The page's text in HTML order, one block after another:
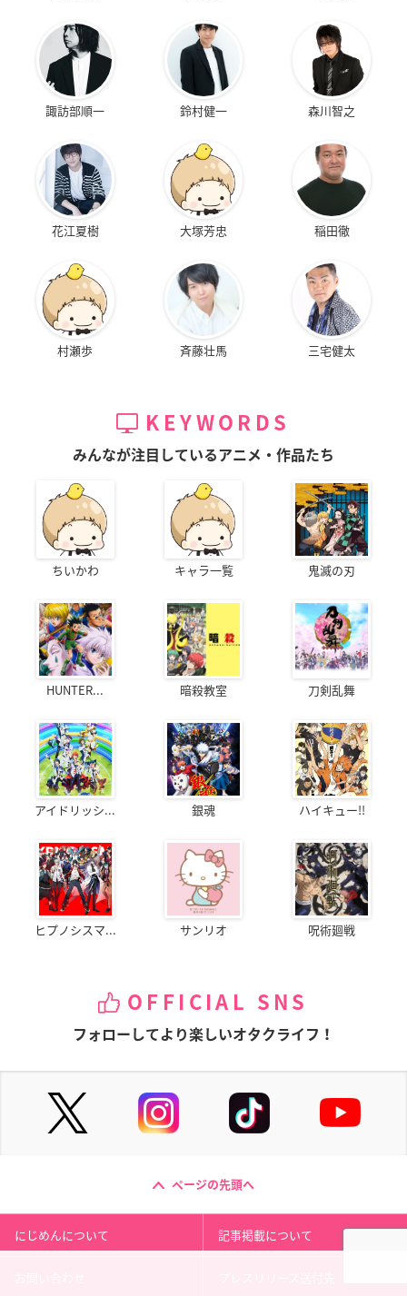
諏訪部順一 鈴村健一 森川智之
花江夏樹 大塚芳忠 稲田徹
村瀬歩 斉藤壮馬 三宅健太
KEYWORDS
みんなが注目しているアニメ・作品たち
ちいかわ キャラ一覧 鬼滅の刃
HUNTER... 暗殺教室 刀剣乱舞
アイドリッシ... 銀魂 ハイキュー!!
ヒプノシスマ... サンリオ 呪術廻戦
OFFICIAL SNS
フォローしてより楽しいオタクライフ！
ページの先頭へ
にじめんについて 記事掲載について